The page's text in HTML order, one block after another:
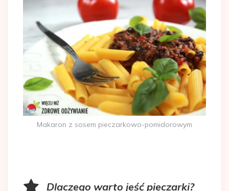
Makaron z sosem pieczarkowo-pomidorowym
Dlaczego warto jeść pieczarki?